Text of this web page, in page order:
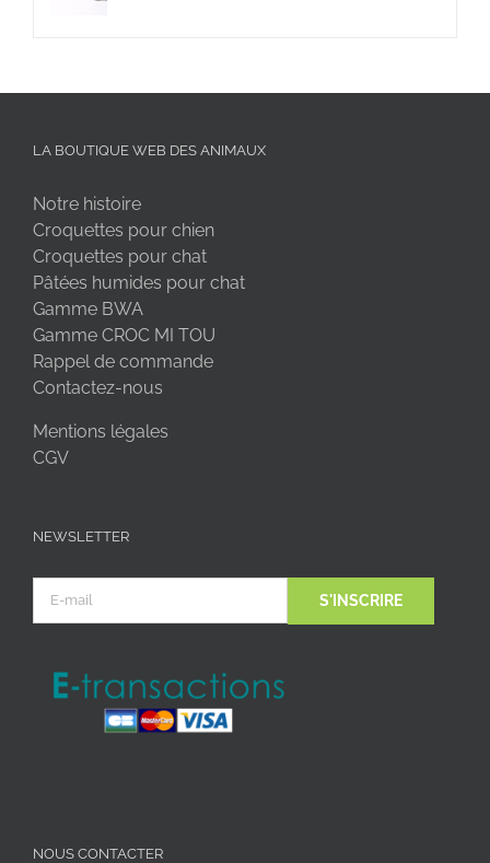
LA BOUTIQUE WEB DES ANIMAUX
Notre histoire
Croquettes pour chien
Croquettes pour chat
Pâtées humides pour chat
Gamme BWA
Gamme CROC MI TOU
Rappel de commande
Contactez-nous
Mentions légales
CGV
NEWSLETTER
NOUS CONTACTER